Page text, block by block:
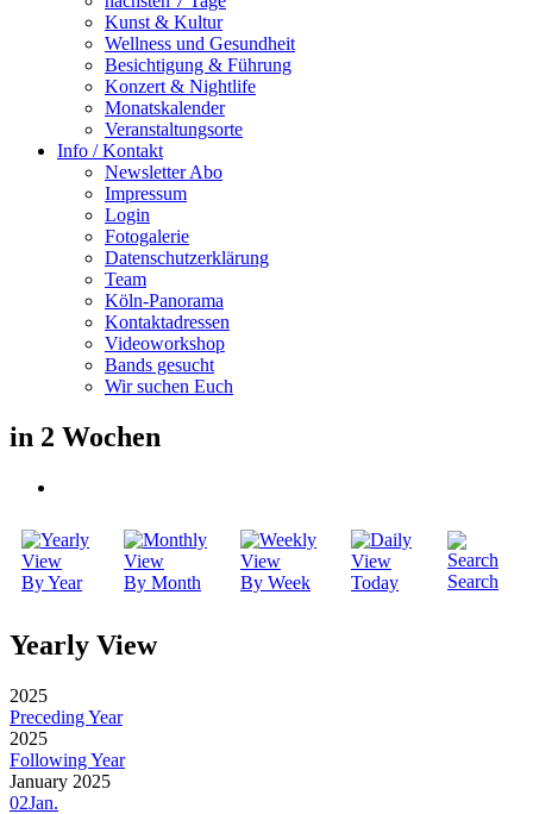
Kunst & Kultur
Wellness und Gesundheit
Besichtigung & Führung
Konzert & Nightlife
Monatskalender
Veranstaltungsorte
Info / Kontakt
Newsletter Abo
Impressum
Login
Fotogalerie
Datenschutzerklärung
Team
Köln-Panorama
Kontaktadressen
Videoworkshop
Bands gesucht
Wir suchen Euch
in 2 Wochen
By Year By Month By Week Today Search
Yearly View
2025
Preceding Year
2025
Following Year
January 2025
02Jan.